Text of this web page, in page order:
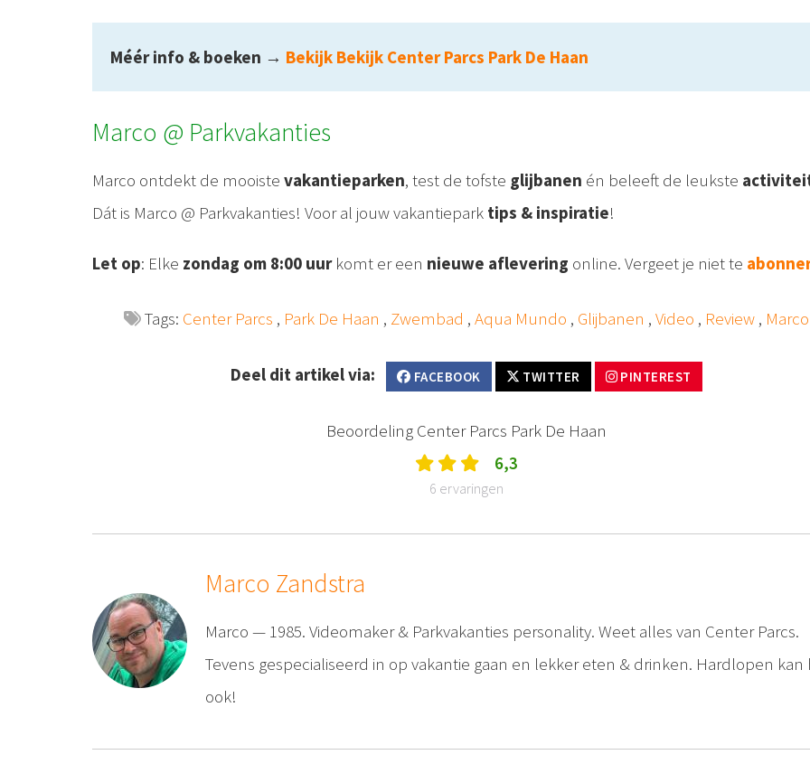
Méér info & boeken → Bekijk Bekijk Center Parcs Park De Haan
Marco @ Parkvakanties
Marco ontdekt de mooiste vakantieparken, test de tofste glijbanen én beleeft de leukste
Dát is Marco @ Parkvakanties! Voor al jouw vakantiepark tips & inspiratie!
Let op: Elke zondag om 8:00 uurkomt er een nieuwe aflevering online. Vergeet je niet te
Tags: Center Parcs , Park De Haan , Zwembad , Aqua Mundo , Glijbanen , Video , Review, Marco
Deel dit artikel via: FACEBOOK TWITTER PINTEREST
Beoordeling Center Parcs Park De Haan
6,3
6 ervaringen
Marco Zandstra
Marco — 1985. Videomaker & Parkvakanties personality. Weet alles van Center Parcs.
Tevens gespecialiseerd in op vakantie gaan en lekker eten & drinken. Hardlopen kan
ook!